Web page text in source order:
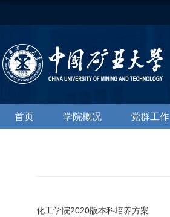
首页 学院概况 党群工作
化工学院2020版本科培养方案